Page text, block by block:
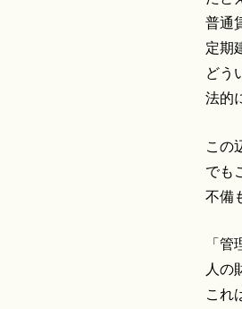
普通
定期
どう
法的
この
でも
不備
「
人の
これ